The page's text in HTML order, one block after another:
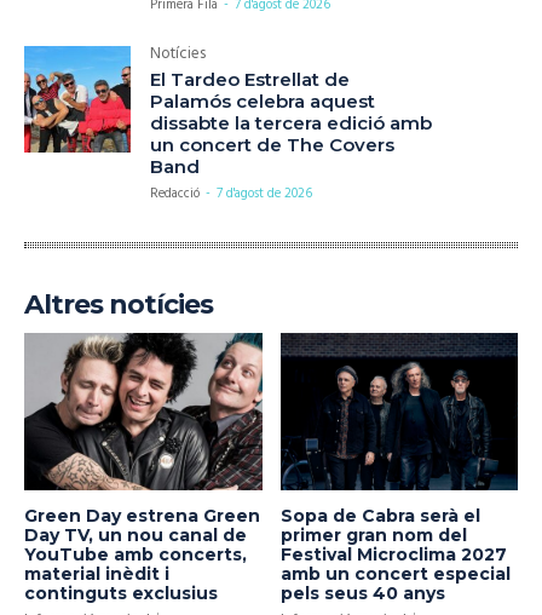
Primera Fila - 7 d'agost de 2026
Notícies
El Tardeo Estrellat de
Palamós celebra aquest
dissabte la tercera edició amb
un concert de The Covers
Band
Redacció - 7 d'agost de 2026
Altres notícies
Green Day estrena Green
Day TV, un nou canal de
YouTube amb concerts,
material inèdit i
continguts exclusius
Sopa de Cabra serà el
primer gran nom del
Festival Microclima 2027
amb un concert especial
pels seus 40 anys